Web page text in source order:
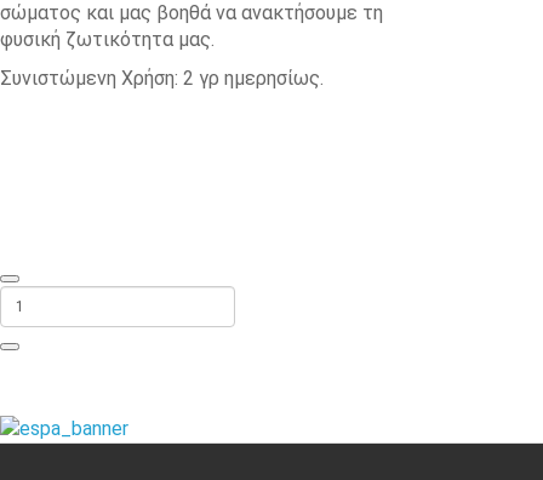
σώματος και μας βοηθά να ανακτήσουμε τη
φυσική ζωτικότητα μας.
Συνιστώμενη Χρήση: 2 γρ ημερησίως.